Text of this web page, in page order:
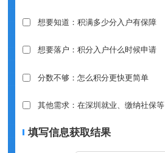
想要知道：积满多少分入户有保障
想要落户：积分入户什么时候申请
分数不够：怎么积分更快更简单
其他需求：在深圳就业、缴纳社保等
填写信息获取结果